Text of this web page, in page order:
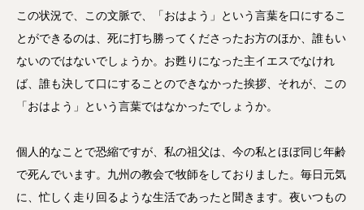
この状況で、この文脈で、「おはよう」という言葉を口にするこ
とができるのは、死に打ち勝ってくださったお方のほか、誰もい
ないのではないでしょうか。お甦りになった主イエスでなけれ
ば、誰も決して口にすることのできなかった挨拶、それが、この
「おはよう」という言葉ではなかったでしょうか。
個人的なことで恐縮ですが、私の祖父は、今の私とほぼ同じ年齢
で死んでいます。九州の教会で牧師をしておりました。毎日元気
に、忙しく走り回るような生活であったと聞きます。夜いつもの